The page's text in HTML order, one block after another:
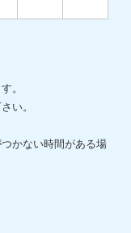
。
い。
かない時間がある場